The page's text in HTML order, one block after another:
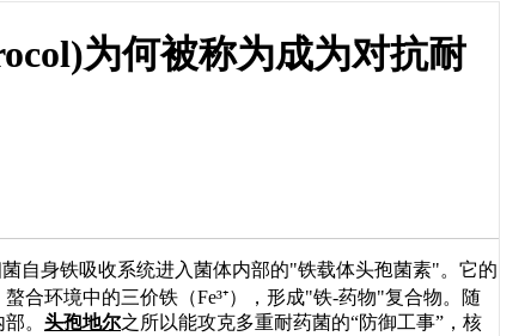
为何被称为成为对抗耐
自身铁吸收系统进入菌体内部的"铁载体头孢菌素"。它的
合环境中的三价铁（Fe³⁺），形成"铁-药物"复合物。随
。 头孢地尔之所以能攻克多重耐药菌的“防御工事”，核